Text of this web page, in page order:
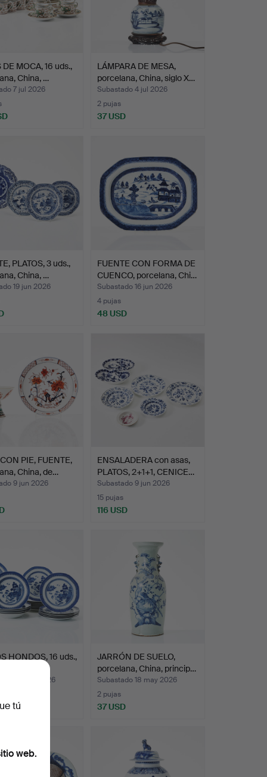
DE MOCA, 16 uds.,
China, …
7 jul 2026
LÁMPARA DE MESA,
porcelana, China, siglo X…
Subastado 4 jul 2026
2 pujas
37 USD
PLATOS, 3 uds.,
China, …
19 jun 2026
FUENTE CON FORMA DE
CUENCO, porcelana, Chi…
Subastado 16 jun 2026
4 pujas
48 USD
PIE, FUENTE,
China, de…
9 jun 2026
ENSALADERA con asas,
PLATOS, 2+1+1, CENICE…
Subastado 9 jun 2026
15 pujas
116 USD
HONDOS, 16 uds.,
14 uds., p…
18 may 2026
JARRÓN DE SUELO,
porcelana, China, princip…
Subastado 18 may 2026
2 pujas
37 USD
tú
web.